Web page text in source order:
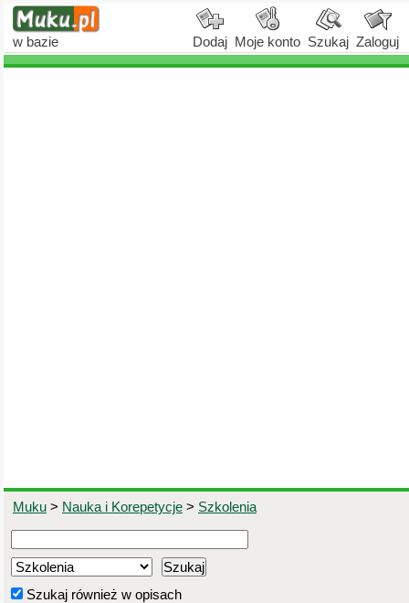
w bazie Dodaj Moje konto Szukaj Zaloguj
Muku > Nauka i Korepetycje > Szkolenia
Szukaj również w opisach